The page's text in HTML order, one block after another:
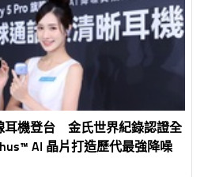
耳機登台 金氏世界紀錄認證全
AI 晶片打造歷代最強降噪